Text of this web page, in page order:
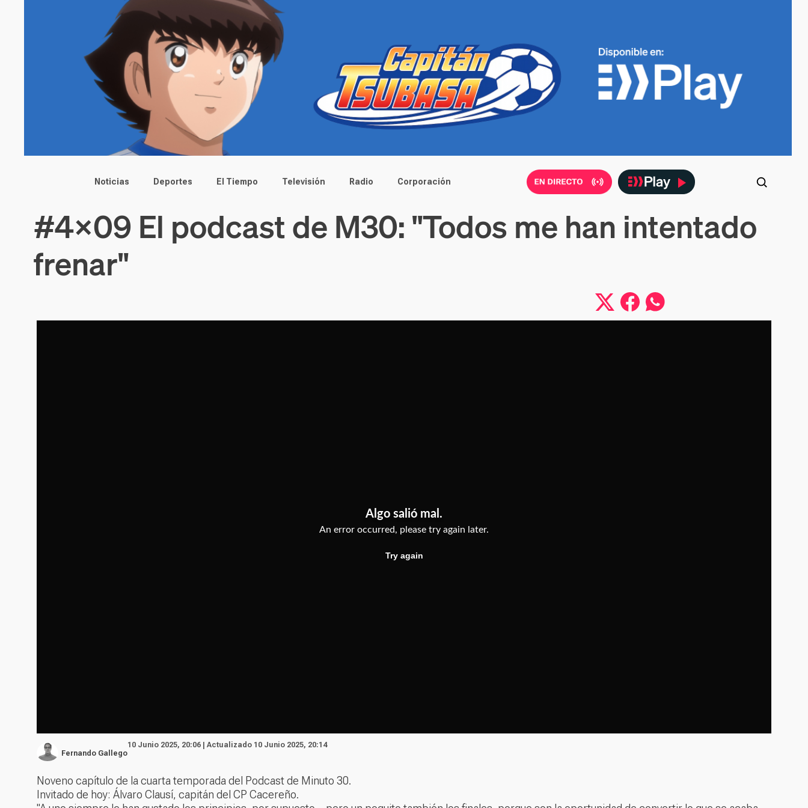
Main menu
Noticias Deportes El Tiempo Televisión Radio Corporación
#4x09 El podcast de M30: "Todos me han intentado
frenar"
Fernando Gallego
10 Junio 2025, 20:06 | Actualizado 10 Junio 2025, 20:14
Noveno capítulo de la cuarta temporada del Podcast de Minuto 30.
Invitado de hoy: Álvaro Clausí, capitán del CP Cacereño.